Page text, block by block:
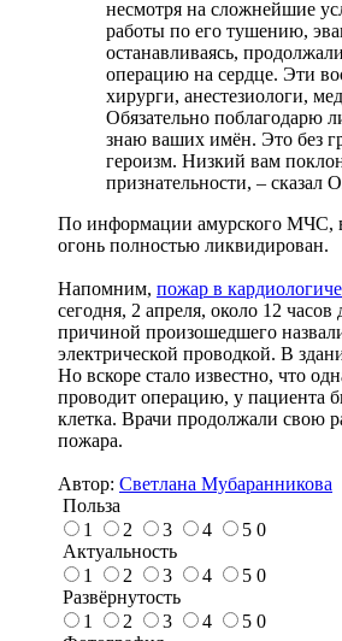
несмотря на сложнейшие
работы по его тушению,
останавливаясь,
операцию на сердце. Эти
хирурги, анестезиологи,
Обязательно поблагодарю
знаю ваших имён. Это без
героизм. Низкий вам
признательности, – сказал
По информации амурского МЧС,
огонь полностью ликвидирован.
Напомним, пожар в
сегодня, 2 апреля, около 12
причиной произошедшего
электрической проводкой. В
Но вскоре стало известно, что
проводит операцию, у пациента
клетка. Врачи продолжали свою
пожара.
Автор: Светлана Мубаранникова
Польза
1
2 3 4 5 0
Актуальность
1
2 3 4 5 0
Развёрнутость
1
2 3 4 5 0